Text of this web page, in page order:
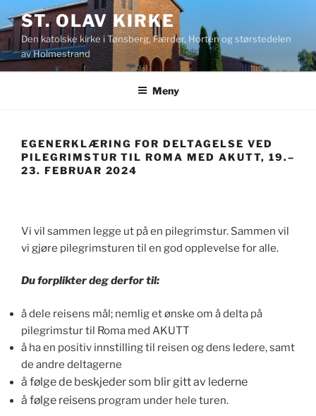
til
innhold
ST. OLAV KIRKE
Den katolske kirke i Tønsberg, Færder, Horten og størstedelen
av Holmestrand
Meny
EGENERKLÆRING FOR DELTAGELSE VED
PILEGRIMSTUR TIL ROMA MED AKUTT, 19.–
23. FEBRUAR 2024
Vi vil sammen legge ut på en pilegrimstur. Sammen vil
vi gjøre pilegrimsturen til en god opplevelse for alle.
Du forplikter deg derfor til:
å dele reisens mål; nemlig et ønske om å delta på
pilegrimstur til Roma med AKUTT
å ha en positiv innstilling til reisen og dens ledere, samt
de andre deltagerne
å følge de beskjeder som blir gitt av lederne
å følge reisens program under hele turen.